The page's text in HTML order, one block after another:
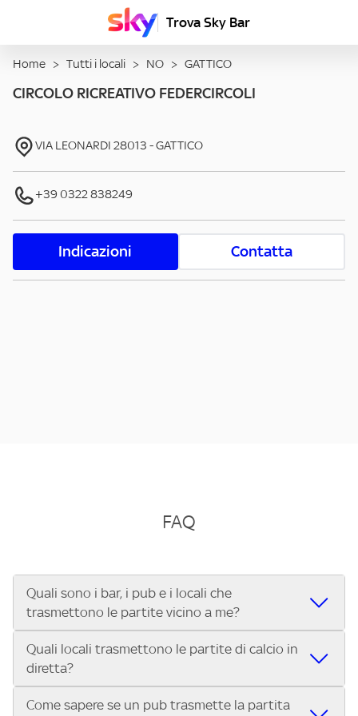
Trova Sky Bar
Home > Tutti i locali > NO > GATTICO
CIRCOLO RICREATIVO FEDERCIRCOLI
VIA LEONARDI 28013 -GATTICO
+39 0322 838249
Indicazioni Contatta
FAQ
Quali sono i bar, i pub e i locali che
trasmettono le partite vicino a me?
Se cerchi un bar, pub, ristorante o locale vicino a te per
vedere le partite di Serie A ENILIVE, la Serie C Sky Wifi, la
UEFA Champions League, la UEFA Europa League, la UEFA
Conference League, il Tennis, la Formula 1®, la MotoGP™ e
Quali locali trasmettono le partite di calcio in
diretta?
Vuoi sapere quali bar, pub o ristoranti mostrano le partite
Come sapere se un pub trasmette la partita